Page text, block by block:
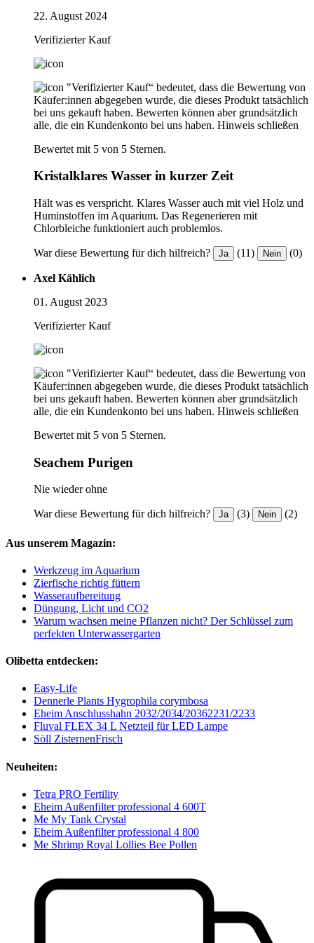
22. August 2024
Verifizierter Kauf
"Verifizierter Kauf“ bedeutet, dass die Bewertung von
Käufer:innen abgegeben wurde, die dieses Produkt tatsächlich
bei uns gekauft haben. Bewerten können aber grundsätzlich
alle, die ein Kundenkonto bei uns haben. Hinweis schließen
Bewertet mit 5 von 5 Sternen.
Kristalklares Wasser in kurzer Zeit
Hält was es verspricht. Klares Wasser auch mit viel Holz und
Huminstoffen im Aquarium. Das Regenerieren mit
Chlorbleiche funktioniert auch problemlos.
War diese Bewertung für dich hilfreich? Ja (11) Nein (0)
Axel Kählich
01. August 2023
Verifizierter Kauf
"Verifizierter Kauf“ bedeutet, dass die Bewertung von
Käufer:innen abgegeben wurde, die dieses Produkt tatsächlich
bei uns gekauft haben. Bewerten können aber grundsätzlich
alle, die ein Kundenkonto bei uns haben. Hinweis schließen
Bewertet mit 5 von 5 Sternen.
Seachem Purigen
Nie wieder ohne
War diese Bewertung für dich hilfreich? Ja (3) Nein (2)
Aus unserem Magazin:
Werkzeug im Aquarium
Zierfische richtig füttern
Wasseraufbereitung
Düngung, Licht und CO2
Warum wachsen meine Pflanzen nicht? Der Schlüssel zum
perfekten Unterwassergarten
Olibetta entdecken:
Easy-Life
Dennerle Plants Hygrophila corymbosa
Eheim Anschlusshahn 2032/2034/20362231/2233
Fluval FLEX 34 L Netzteil für LED Lampe
Söll ZisternenFrisch
Neuheiten:
Tetra PRO Fertility
Eheim Außenfilter professional 4 600T
Me My Tank Crystal
Eheim Außenfilter professional 4 800
Me Shrimp Royal Lollies Bee Pollen